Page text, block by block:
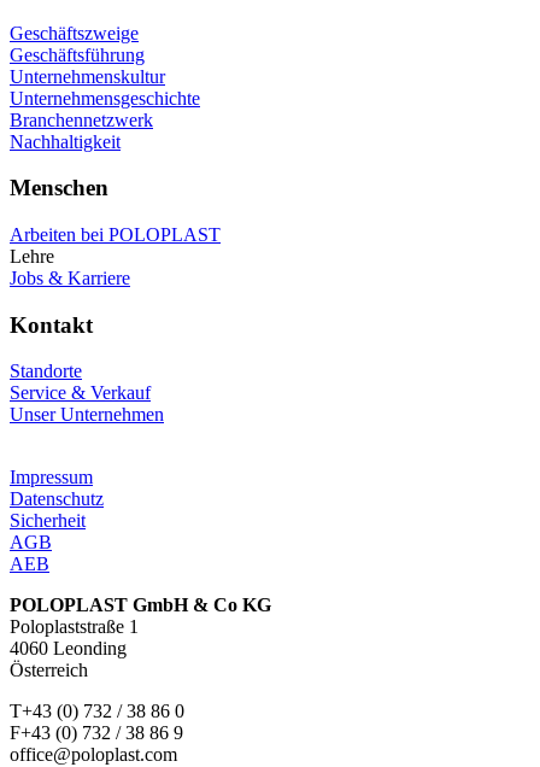
Geschäftszweige
Geschäftsführung
Unternehmenskultur
Unternehmensgeschichte
Branchennetzwerk
Nachhaltigkeit
Menschen
Arbeiten bei POLOPLAST
Lehre
Jobs & Karriere
Kontakt
Standorte
Service & Verkauf
Unser Unternehmen
Impressum
Datenschutz
Sicherheit
AGB
AEB
POLOPLAST GmbH & Co KG
Poloplaststraße 1
4060 Leonding
Österreich
T+43 (0) 732 / 38 86 0
F+43 (0) 732 / 38 86 9
office@poloplast.com